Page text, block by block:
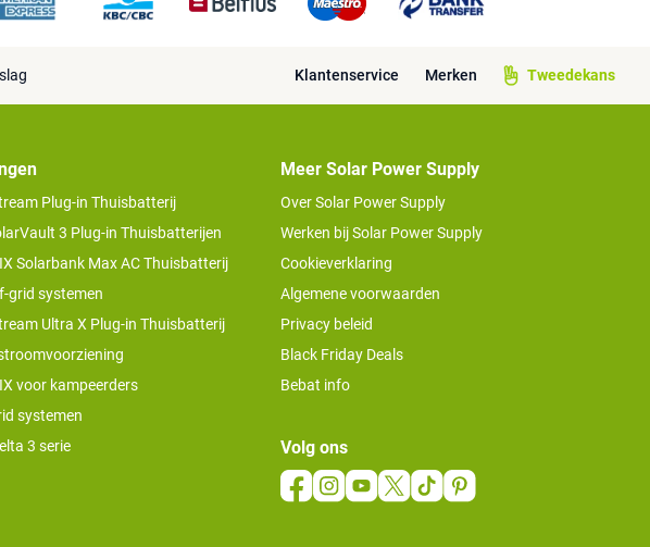
Klantenservice Merken Tweedekans
Plug-in Thuisbatterij
3 Plug-in Thuisbatterijen
Solarbank Max AC Thuisbatterij
grid systemen
Ultra X Plug-in Thuisbatterij
voor kampeerders
systemen
3 serie
Meer Solar Power Supply
Over Solar Power Supply
Werken bij Solar Power Supply
Cookieverklaring
Algemene voorwaarden
Privacy beleid
Black Friday Deals
Bebat info
Volg ons